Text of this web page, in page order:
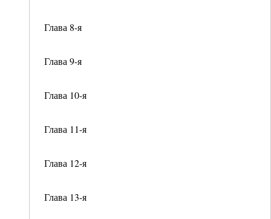
Глава 8-я
Глава 9-я
Глава 10-я
Глава 11-я
Глава 12-я
Глава 13-я